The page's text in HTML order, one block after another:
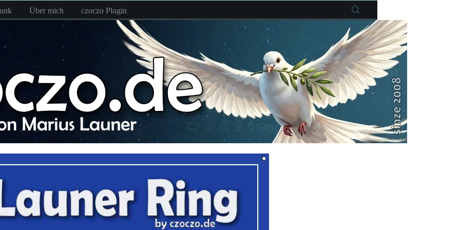
Über mich czoczo Plugin